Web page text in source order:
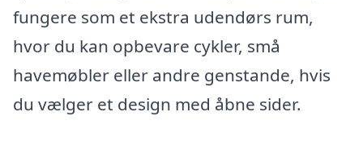
fungere som et ekstra udendørs rum,
hvor du kan opbevare cykler, små
havemøbler eller andre genstande, hvis
du vælger et design med åbne sider.